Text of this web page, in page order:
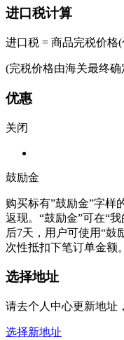
进口税计算
进口税 = 商品完税价格
(完税价格由海关最终确
优惠
关闭
鼓励金
购买标有”鼓励金”字样
返现。“鼓励金”可在“
后7天，用户可使用“鼓
次性抵扣下笔订单金额。
选择地址
请去个人中心更新地址
选择新地址